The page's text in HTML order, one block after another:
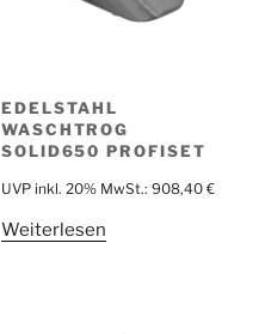
EDELSTAHL
WASCHTROG
SOLID650 PROFISET
UVP inkl. 20% MwSt.: 908,40 €
Weiterlesen